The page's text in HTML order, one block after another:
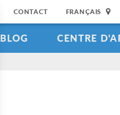
CONTACT FRANÇAIS
BLOG CENTRE